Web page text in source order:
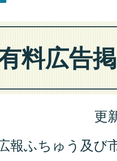
料広告
更
報ふちゅう及び